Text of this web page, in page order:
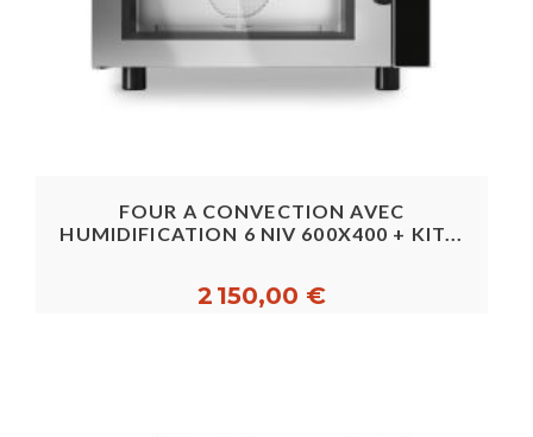
FOUR A CONVECTION AVEC
HUMIDIFICATION 6 NIV 600X400 + KIT...
2 150,00 €